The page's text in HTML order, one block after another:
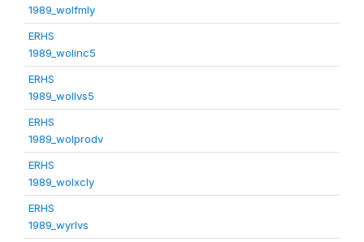
1989_wolfmly
ERHS
1989_wolinc5
ERHS
1989_wollvs5
ERHS
1989_wolprodv
ERHS
1989_wolxcly
ERHS
1989_wyrlvs